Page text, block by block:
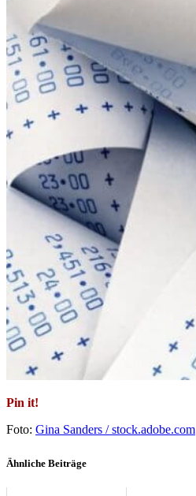
Pin it!
Foto: Gina Sanders / stock.adobe.com
Ähnliche Beiträge